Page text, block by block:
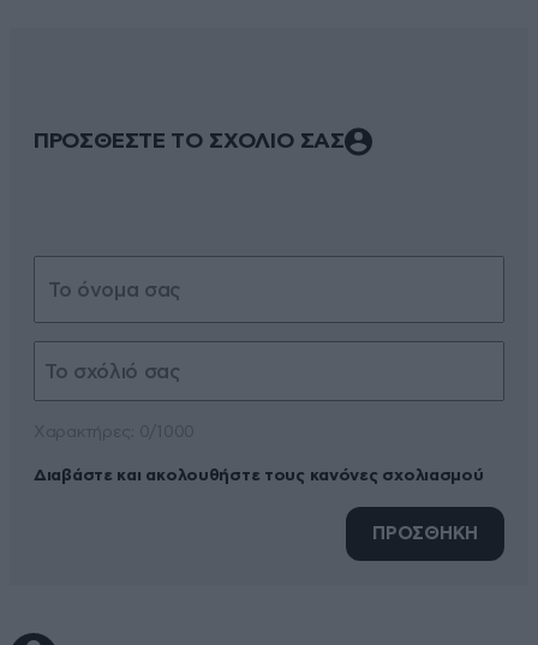
ΠΡΟΣΘΕΣΤΕ ΤΟ ΣΧΟΛΙΟ ΣΑΣ
Διαβάστε και ακολουθήστε τους κανόνες σχολιασμού
ΠΡΟΣΘΗΚΗ